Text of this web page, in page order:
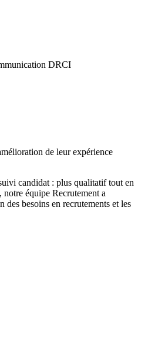
DRCI
de leur expérience
candidat : plus qualitatif tout en
équipe Recrutement a
des besoins en recrutements et les